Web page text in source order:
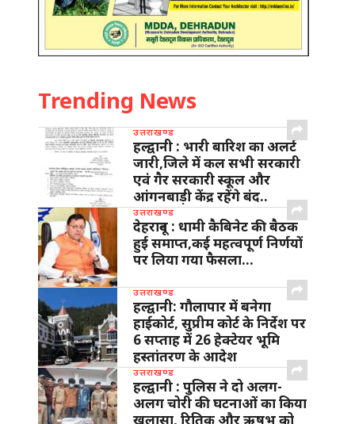
Trending News
उत्तराखण्ड
हल्द्वानी : भारी बारिश का अलर्ट
जारी,जिले में कल सभी सरकारी
एवं गैर सरकारी स्कूल और
आंगनबाड़ी केंद्र रहेंगे बंद..
उत्तराखण्ड
देहरादून : धामी कैबिनेट की बैठक
हुई समाप्त,कई महत्वपूर्ण निर्णयों
पर लिया गया फैसला…
उत्तराखण्ड
हल्द्वानी: गौलापार में बनेगा
हाईकोर्ट, सुप्रीम कोर्ट के निर्देश पर
6 सप्ताह में 26 हेक्टेयर भूमि
हस्तांतरण के आदेश
उत्तराखण्ड
हल्द्वानी : पुलिस ने दो अलग-
अलग चोरी की घटनाओं का किया
खुलासा, रितिक और ऋषभ को